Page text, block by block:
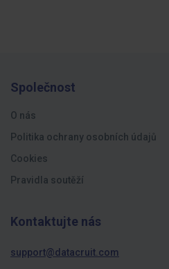
Společnost
O nás
Politika ochrany osobních údajů
Cookies
Pravidla soutěží
Kontaktujte nás
support@datacruit.com